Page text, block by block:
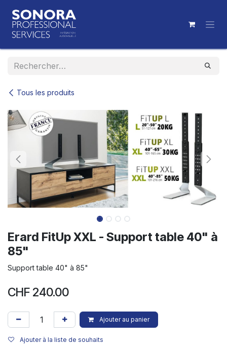
Tous les produits
Erard FitUp XXL - Support table 40" à
85"
Support table 40" à 85"
CHF 240.00
Ajouter au panier
Ajouter à la liste de souhaits